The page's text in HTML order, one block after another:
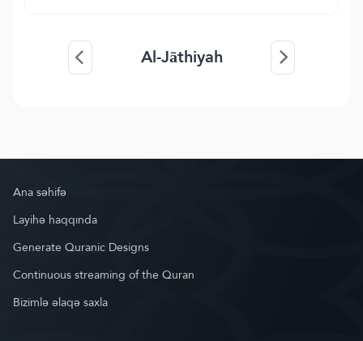
Al-Jāthiyah
Ana səhifə
Layihə haqqında
Generate Quranic Designs
Continuous streaming of the Quran
Bizimlə əlaqə saxla